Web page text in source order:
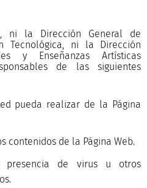
ni la Dirección General de
Tecnológica, ni la Dirección
y Enseñanzas Artísticas
de las siguientes
pueda realizar de la Página
contenidos de la Página Web.
presencia de virus u otros